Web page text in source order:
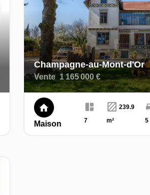
Champagne-au-Mont-d'Or
Vente 1 165 000 €
Maison 7
239.9
m²
5